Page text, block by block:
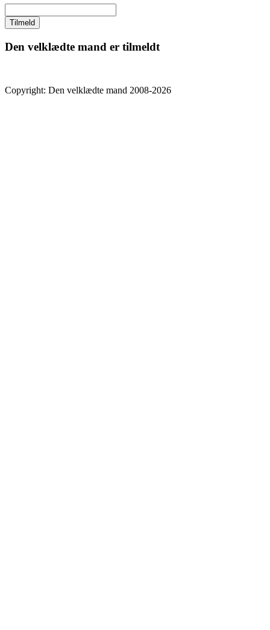
Den velklædte mand er tilmeldt
Copyright: Den velklædte mand 2008-2026